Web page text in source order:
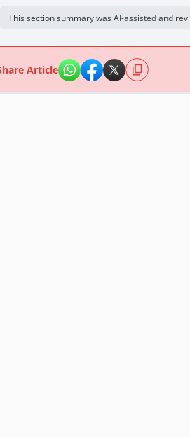
This section summary was AI-assisted and
Article